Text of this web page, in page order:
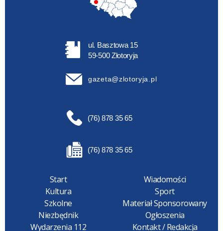
ul. Basztowa 15
59-500 Złotoryja
gazeta@zlotoryja.pl
(76) 878 35 65
(76) 878 35 65
Start
Wiadomości
Kultura
Sport
Szkolne
Materiał Sponsorowany
Niezbędnik
Ogłoszenia
Wydarzenia 112
Kontakt / Redakcja